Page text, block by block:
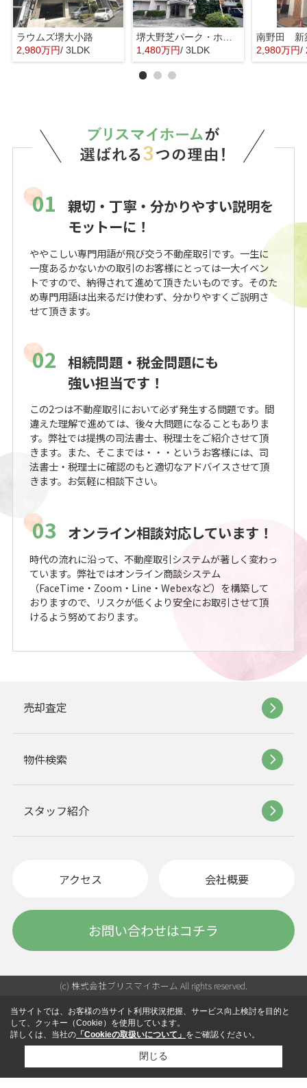
ラウムズ堺大小路
2,980万円/ 3LDK
1,480万円/ 3LDK
南野田 新
2,980万円/
01
親切・丁寧・分かりやすい説明を
モットーに！
ややこしい専門用語が飛び交う不動産取引です。一生に
一度あるかないかの取引のお客様にとっては一大イベン
トですので、納得されて進めて頂きたいものです。そのた
め専門用語は出来るだけ使わず、分かりやすくご説明さ
せて頂きます。
02 相続問題・税金問題にも
強い担当です！
この2つは不動産取引において必ず発生する問題です。間
違えた理解で進めては、後々大問題になることもありま
す。弊社では提携の司法書士、税理士をご紹介させて頂
きます。また、そこまでは・・・というお客様には、司
法書士・税理士に確認のもと適切なアドバイスさせて頂
きます。お気軽に相談下さい。
03 オンライン相談対応しています！
時代の流れに沿って、不動産取引システムが著しく変わっ
ています。弊社ではオンライン商談システム
（FaceTime・Zoom・Line・Webexなど）を構築して
おりますので、リスクが低くより安全にお取引させて頂
けるよう努めております。
売却査定
物件検索
スタッフ紹介
アクセス 会社概要
お問い合わせはコチラ
(c) 株式会社ブリスマイホーム All rights reserved.
当サイトでは、お客様の当サイト利用状況把握、サービス向上検討を目的と
して、クッキー（Cookie）を使用しています。
詳しくは、当社の 「Cookieの取扱いについて」 をご確認ください。
閉じる